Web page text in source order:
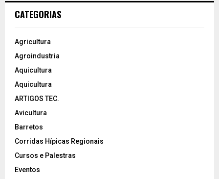
CATEGORIAS
Agricultura
Agroindustria
Aquicultura
Aquicultura
ARTIGOS TEC.
Avicultura
Barretos
Corridas Hípicas Regionais
Cursos e Palestras
Eventos